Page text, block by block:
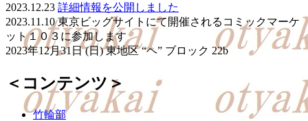
2023.12.23 詳細情報を公開しました
2023.11.10 東京ビッグサイトにて開催されるコミックマーケ
ット１０３に参加します
2023年12月31日 (日) 東地区 “ヘ” ブロック 22b
＜コンテンツ＞
竹輪部